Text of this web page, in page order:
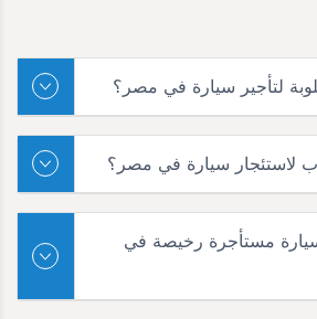
لتأجير سيارة في مصر؟
لاستئجار سيارة في مصر؟
مستأجرة رخيصة في